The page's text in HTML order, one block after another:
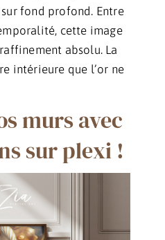
fond profond. Entre
cette image
absolu. La
intérieure que l’or ne
murs avec
sur plexi !